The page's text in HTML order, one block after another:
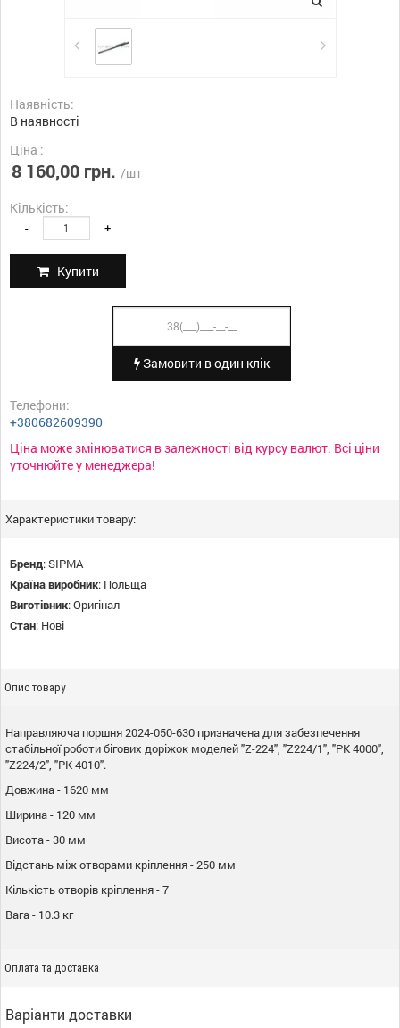
Наявність:
В наявності
Ціна :
8 160,00 грн. /шт
Кількість:
- +
Купити
Замовити в один клік
Телефони:
+380682609390
Ціна може змінюватися в залежності від курсу валют. Всі ціни
уточнюйте у менеджера!
Характеристики товару:
Бренд:SIPMA
Країна виробник: Польща
Виготівник:Оригінал
Стан: Нові
Опис товару
Направляюча поршня 2024-050-630 призначена для забезпечення
стабільної роботи бігових доріжок моделей "Z-224", "Z224/1", "PK 4000",
"Z224/2", "PK 4010".
Довжина - 1620 мм
Ширина - 120 мм
Висота - 30 мм
Відстань між отворами кріплення - 250 мм
Кількість отворів кріплення - 7
Вага - 10.3 кг
Оплата та доставка
Варіанти доставки